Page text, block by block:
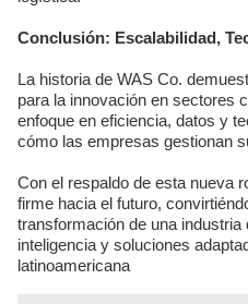
Conclusión: Escalabilidad,
La historia de WAS Co.
para la innovación en sectores
enfoque en eficiencia, datos y
cómo las empresas gestionan
Con el respaldo de esta nueva
firme hacia el futuro,
transformación de una industria
inteligencia y soluciones
latinoamericana